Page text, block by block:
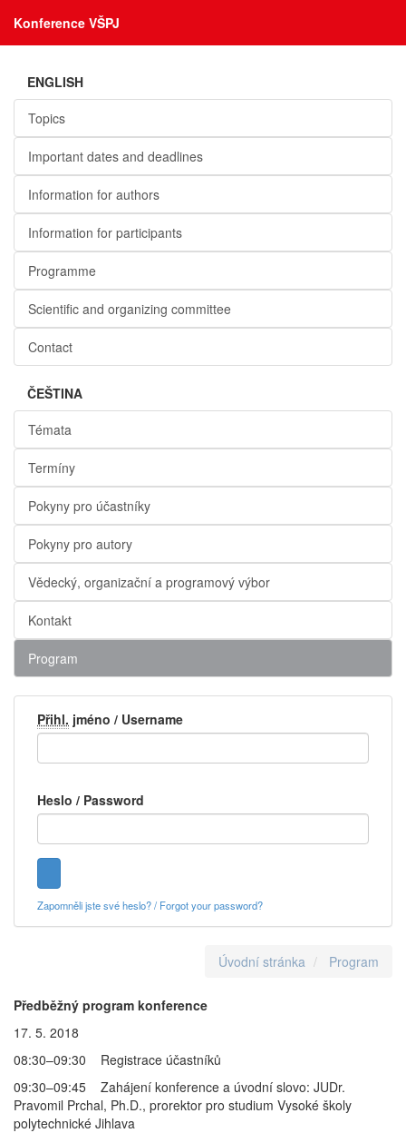
Konference VŠPJ
ENGLISH
Topics
Important dates and deadlines
Information for authors
Information for participants
Programme
Scientific and organizing committee
Contact
ČEŠTINA
Témata
Termíny
Pokyny pro účastníky
Pokyny pro autory
Vědecký, organizační a programový výbor
Kontakt
Program
Přihl. jméno / Username
Heslo / Password
Zapomněli jste své heslo? / Forgot your password?
Úvodní stránka Program
Předběžný program konference
17. 5. 2018
08:30–09:30 Registrace účastníků
09:30–09:45 Zahájení konference a úvodní slovo: JUDr.
Pravomil Prchal, Ph.D., prorektor pro studium Vysoké školy
polytechnické Jihlava